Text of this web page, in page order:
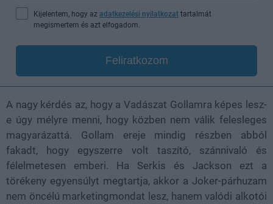
Kijelentem, hogy az adatkezelési nyilatkozat tartalmát
megismertem és azt elfogadom.
Feliratkozom
A nagy kérdés az, hogy a Vadászat Gollamra képes lesz-
e úgy mélyre menni, hogy közben nem válik felesleges
magyarázattá. Gollam ereje mindig részben abból
fakadt, hogy egyszerre volt taszító, szánnivaló és
félelmetesen emberi. Ha Serkis és Jackson ezt a
törékeny egyensúlyt megtartja, akkor a Joker-párhuzam
nem öncélú marketingmondat lesz, hanem valódi alkotói